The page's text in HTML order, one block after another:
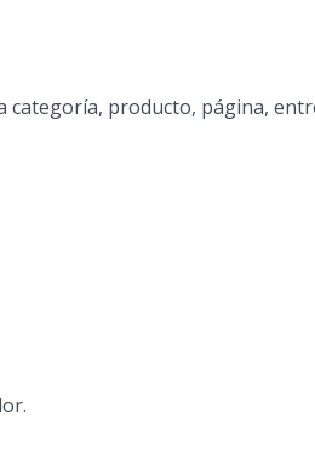
categoría, producto, página,